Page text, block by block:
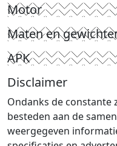
Motor
Maten en
APK
Disclaimer
Ondanks de constante
besteden aan de
weergegeven